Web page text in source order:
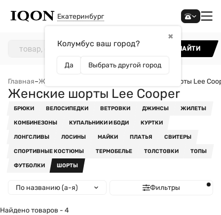
Екатеринбург
✖
Колумбус ваш город?
Да Выбрать другой город
НАЙТИ
Главная–Женщинам Женские шорты Lee
Женские шорты Lee Cooper
БРЮКИ ВЕЛОСИПЕДКИ ВЕТРОВКИ ДЖИНСЫ ЖИЛЕТЫ
КОМБИНЕЗОНЫ КУПАЛЬНИКИ И БОДИ КУРТКИ
ЛОНГСЛИВЫ ЛОСИНЫ МАЙКИ ПЛАТЬЯ СВИТЕРЫ
СПОРТИВНЫЕ КОСТЮМЫ ТЕРМОБЕЛЬЕ ТОЛСТОВКИ ТОПЫ
ФУТБОЛКИ ШОРТЫ
По названию (а-я) Фильтры
Найдено товаров - 4